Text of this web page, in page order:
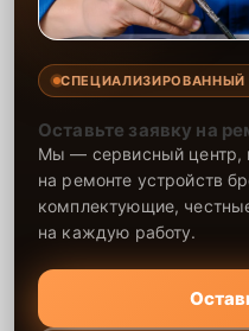
СПЕЦИАЛИЗИРОВАННЫЙ
Оставьте заявку на
Мы — сервисный центр,
на ремонте устройств
комплектующие,
на каждую работу.